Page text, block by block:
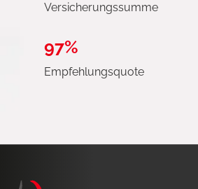
Versicherungssumme
97%
Empfehlungsquote